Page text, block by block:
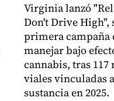
Virginia lanzó
Don't Drive High",
primera campaña
manejar bajo
cannabis, tras 117
viales vinculadas
sustancia en 2025.